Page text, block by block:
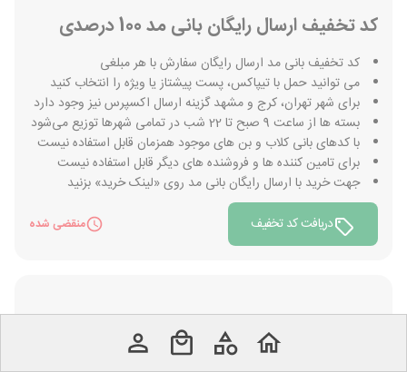
کد تخفیف ارسال رایگان بانی مد 100 درصدی
کد تخفیف بانی مد ارسال رایگان سفارش با هر مبلغی
می توانید حمل با تیپاکس، پست پیشتاز یا ویژه را انتخاب کنید
برای شهر تهران، کرج و مشهد گزینه ارسال اکسپرس نیز وجود دارد
بسته ها از ساعت 9 صبح تا 22 شب در تمامی شهرها توزیع می‌شود
با کدهای بانی کلاب و بن های موجود همزمان قابل استفاده نیست
برای تامین کننده ها و فروشنده های دیگر قابل استفاده نیست
جهت خرید با ارسال رایگان بانی مد روی «لینک خرید» بزنید
دریافت کد تخفیف
منقضی شده
200,000 تومان